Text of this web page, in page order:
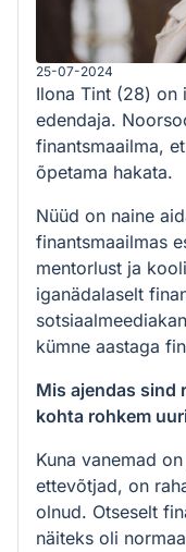
25-07-2024
Ilona Tint (28) on
edendaja.
finantsmaailma,
õpetama hakata.
Nüüd on naine
finantsmaailmas
mentorlust ja
iganädalaselt
kümne aastaga
Mis ajendas sind
kohta rohkem
Kuna vanemad
ettevõtjad, on
olnud. Otseselt
näiteks oli